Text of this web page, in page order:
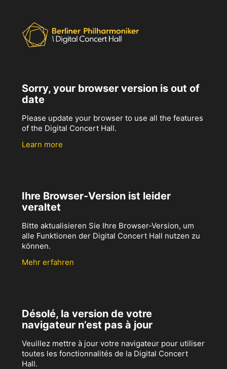
Sorry, your browser version is out of
date
Please update your browser to use all the features
of the Digital Concert Hall.
Learn more
Ihre Browser-Version ist leider
veraltet
Bitte aktualisieren Sie Ihre Browser-Version, um
alle Funktionen der Digital Concert Hall nutzen zu
können.
Mehr erfahren
Désolé, la version de votre
navigateur n’est pas à jour
Veuillez mettre à jour votre navigateur pour utiliser
toutes les fonctionnalités de la Digital Concert
Hall.